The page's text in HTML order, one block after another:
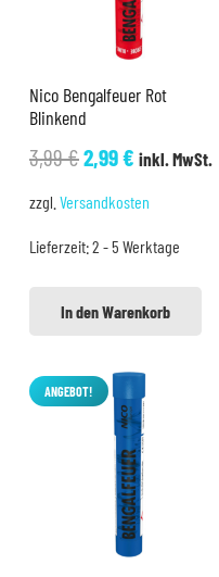
Nico Bengalfeuer Rot
Blinkend
3,99€Ursprünglicher
3,99 €
2,99€Aktueller
2,99 €.
inkl. MwSt.
zzgl. Versandkosten
Lieferzeit:2 - 5 Werktage
In den Warenkorb
ANGEBOT!